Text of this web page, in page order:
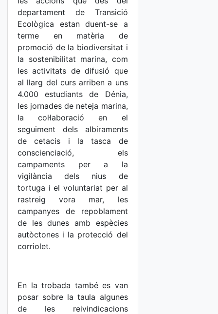
departament de Transició
Ecològica estan duent-se a
terme en matèria de
promoció de la biodiversitat i
la sostenibilitat marina, com
les activitats de difusió que
al llarg del curs arriben a uns
4.000 estudiants de Dénia,
les jornades de neteja marina,
la col·laboració en el
seguiment dels albiraments
de cetacis i la tasca de
conscienciació, els
campaments per a la
vigilància dels nius de
tortuga i el voluntariat per al
rastreig vora mar, les
campanyes de repoblament
de les dunes amb espècies
autòctones i la protecció del
corriolet.
En la trobada també es van
posar sobre la taula algunes
de les reivindicacions